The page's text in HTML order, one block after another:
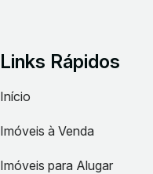
Links Rápidos
Início
Imóveis à Venda
Imóveis para Alugar